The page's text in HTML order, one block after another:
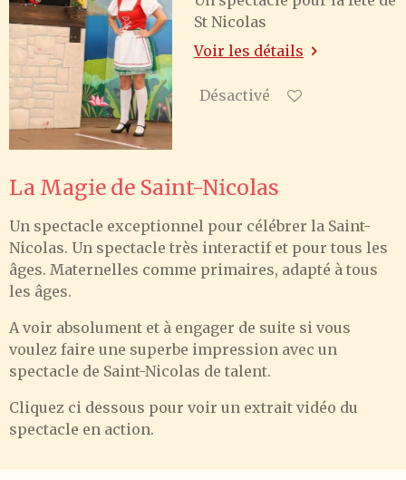
St Nicolas
Voir les détails
Désactivé
La Magie de Saint-Nicolas
Un spectacle exceptionnel pour célébrer la Saint-
Nicolas. Un spectacle très interactif et pour tous les
âges. Maternelles comme primaires, adapté à tous
les âges.
A voir absolument et à engager de suite si vous
voulez faire une superbe impression avec un
spectacle de Saint-Nicolas de talent.
Cliquez ci dessous pour voir un extrait vidéo du
spectacle en action.